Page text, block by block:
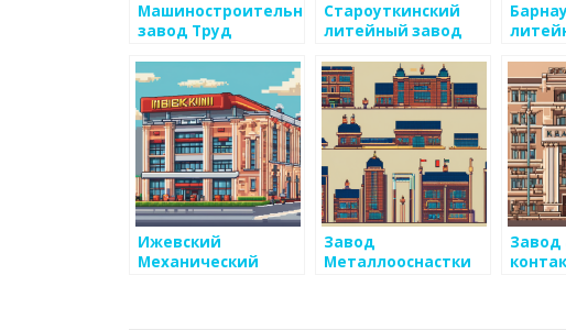
Машиностроительный
завод Труд
Староуткинский
литейный завод
завод
Ижевский
Механический
Завод
Металлооснастки
Завод